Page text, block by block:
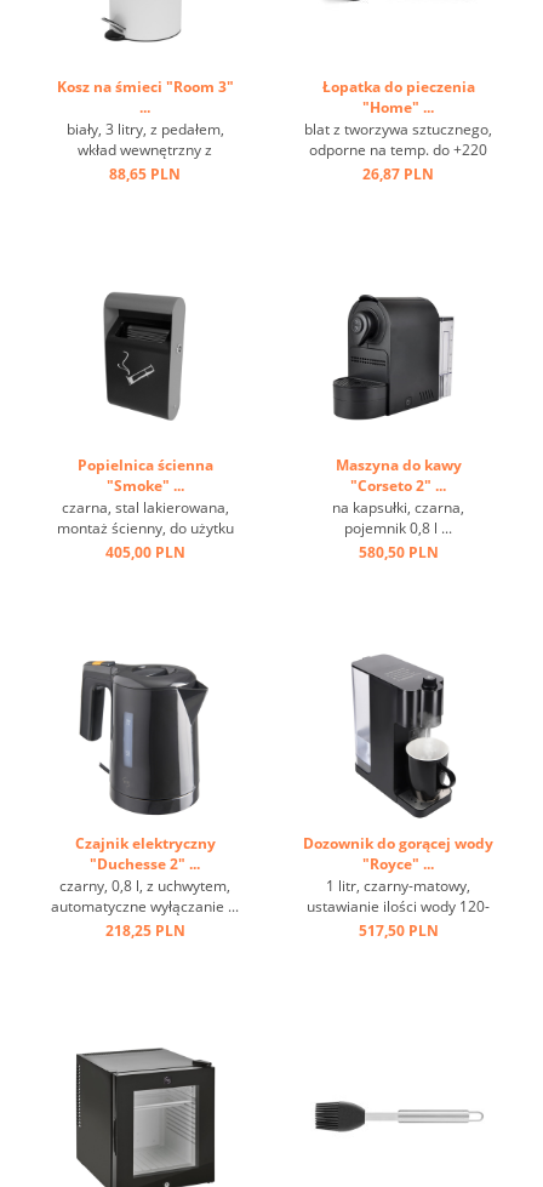
Kosz na śmieci "Room 3"
...
biały, 3 litry, z pedałem,
wkład wewnętrzny z
tworzywa sztucznego ...
88,65 PLN
Łopatka do pieczenia
"Home" ...
blat z tworzywa sztucznego,
odporne na temp. do +220
st.C, stal nierdzewna, oczko
26,87 PLN
Popielnica ścienna
"Smoke" ...
czarna, stal lakierowana,
montaż ścienny, do użytku
zewnętrznego ...
405,00 PLN
Maszyna do kawy
"Corseto 2" ...
na kapsułki, czarna,
pojemnik 0,8 l ...
580,50 PLN
Czajnik elektryczny
"Duchesse 2" ...
czarny, 0,8 l, z uchwytem,
automatyczne wyłączanie ...
218,25 PLN
Dozownik do gorącej wody
"Royce" ...
1 litr, czarny-matowy,
ustawianie ilości wody 120-
220 ml ...
517,50 PLN